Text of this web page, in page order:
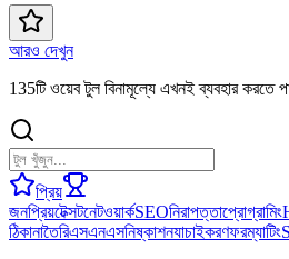
আরও দেখুন
135টি ওয়েব টুল বিনামূল্যে এখনই ব্যবহার করতে
প্রিয়
জনপ্রিয়টেক্সটনেটওয়ার্কSEOনিরাপত্তাপ্রোগ্রামিং
ঠিকানাতৈরিএসএনএসনিষ্কাশনযাচাইকরণফরম্যাটিং